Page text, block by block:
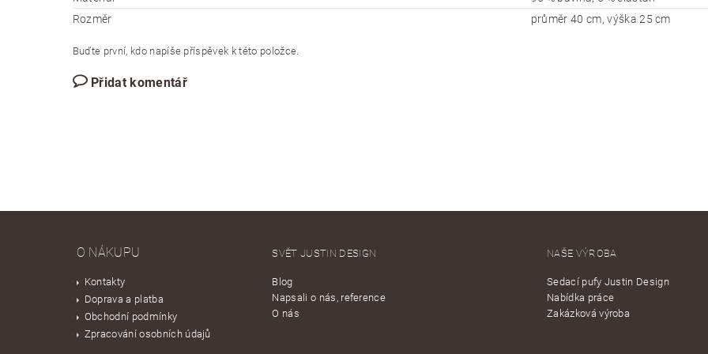
Rozměr
průměr 40 cm, výška 25 cm
Buďte první, kdo napíše příspěvek k této položce.
Přidat komentář
O NÁKUPU
Kontakty
Doprava a platba
Obchodní podmínky
Zpracování osobních údajů
SVĚT JUSTIN DESIGN
Blog
Napsali o nás, reference
O nás
NAŠE VÝROBA
Sedací pufy Justin Design
Nabídka práce
Zakázková výroba